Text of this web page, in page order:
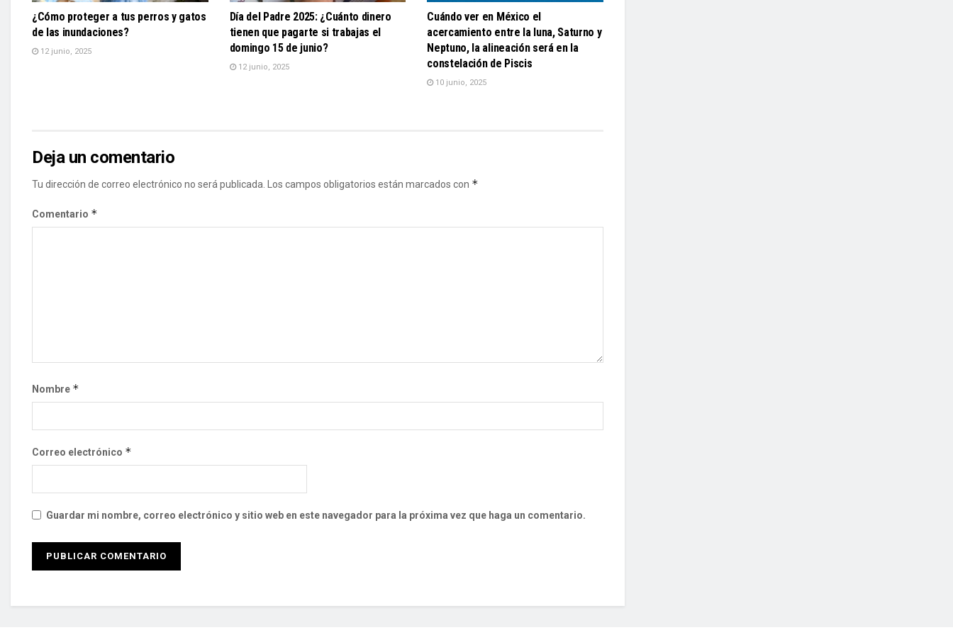
¿Cómo proteger a tus perros y gatos
de las inundaciones?
12 junio, 2025
Día del Padre 2025: ¿Cuánto dinero
tienen que pagarte si trabajas el
domingo 15 de junio?
12 junio, 2025
Cuándo ver en México el
acercamiento entre la luna, Saturno y
Neptuno, la alineación será en la
constelación de Piscis
10 junio, 2025
Deja un comentario
Tu dirección de correo electrónico no será publicada. Los campos obligatorios están marcados con *
Comentario *
Nombre *
Correo electrónico *
Guardar mi nombre, correo electrónico y sitio web en este navegador para la próxima vez que haga un comentario.